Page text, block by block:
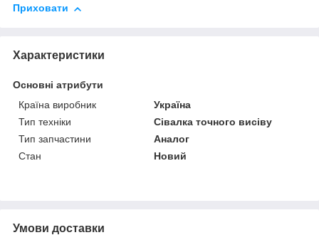
Приховати
Характеристики
Основні атрибути
Країна виробник
Україна
Тип техніки
Сівалка точного висіву
Тип запчастини
Аналог
Стан
Новий
Умови доставки